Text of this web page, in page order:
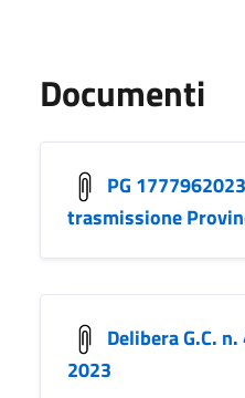
Documenti
PG
trasmissione
Delibera G.C.
2023